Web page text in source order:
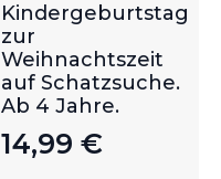
Kindergeburtstag
zur
Weihnachtszeit
auf Schatzsuche.
Ab 4 Jahre.
14,99 €